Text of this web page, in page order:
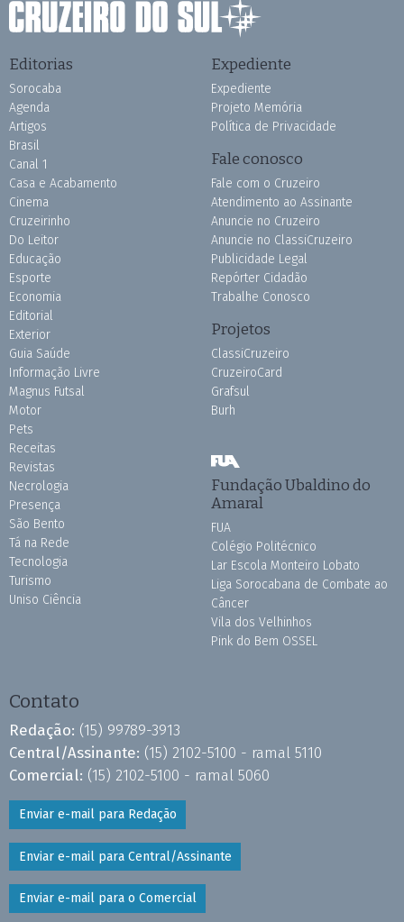
Editorias
Sorocaba
Agenda
Artigos
Brasil
Canal 1
Casa e Acabamento
Cinema
Cruzeirinho
Do Leitor
Educação
Esporte
Economia
Editorial
Exterior
Guia Saúde
Informação Livre
Magnus Futsal
Motor
Pets
Receitas
Revistas
Necrologia
Presença
São Bento
Tá na Rede
Tecnologia
Turismo
Uniso Ciência
Expediente
Expediente
Projeto Memória
Política de Privacidade
Fale conosco
Fale com o Cruzeiro
Atendimento ao Assinante
Anuncie no Cruzeiro
Anuncie no ClassiCruzeiro
Publicidade Legal
Repórter Cidadão
Trabalhe Conosco
Projetos
ClassiCruzeiro
CruzeiroCard
Grafsul
Burh
Fundação Ubaldino do
Amaral
FUA
Colégio Politécnico
Lar Escola Monteiro Lobato
Liga Sorocabana de Combate ao
Câncer
Vila dos Velhinhos
Pink do Bem OSSEL
Contato
Redação: (15) 99789-3913
Central/Assinante: (15) 2102-5100 - ramal 5110
Comercial: (15) 2102-5100 - ramal 5060
Enviar e-mail para Redação
Enviar e-mail para Central/Assinante
Enviar e-mail para o Comercial